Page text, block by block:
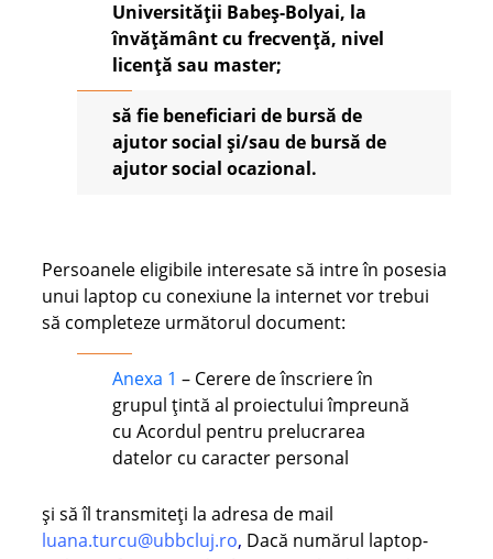
Universității Babeș-Bolyai, la
învățământ cu frecvență, nivel
licență sau master;
să fie beneficiari de bursă de
ajutor social și/sau de bursă de
ajutor social ocazional.
Persoanele eligibile interesate să intre în posesia
unui laptop cu conexiune la internet vor trebui
să completeze următorul document:
Anexa 1 – Cerere de înscriere în
grupul țintă al proiectului împreună
cu Acordul pentru prelucrarea
datelor cu caracter personal
și să îl transmiteți la adresa de mail
luana.turcu@ubbcluj.ro, Dacă numărul laptop-